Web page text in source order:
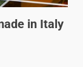
in Italy